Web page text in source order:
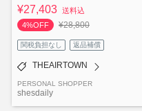
¥27,403 送料込
4%OFF
¥28,800
関税負担なし 返品補償
THEAIRTOWN
PERSONAL SHOPPER
shesdaily